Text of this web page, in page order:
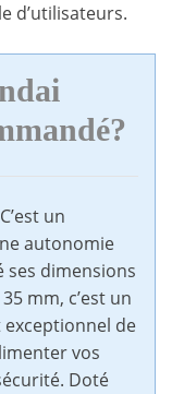
d’utilisateurs.
un
autonomie
ses dimensions
mm, c’est un
de
vos
Doté